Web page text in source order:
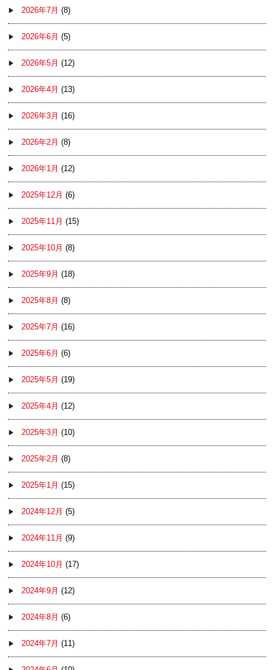
2026年7月 (8)
2026年6月 (5)
2026年5月 (12)
2026年4月 (13)
2026年3月 (16)
2026年2月 (8)
2026年1月 (12)
2025年12月 (6)
2025年11月 (15)
2025年10月 (8)
2025年9月 (18)
2025年8月 (8)
2025年7月 (16)
2025年6月 (6)
2025年5月 (19)
2025年4月 (12)
2025年3月 (10)
2025年2月 (8)
2025年1月 (15)
2024年12月 (5)
2024年11月 (9)
2024年10月 (17)
2024年9月 (12)
2024年8月 (6)
2024年7月 (11)